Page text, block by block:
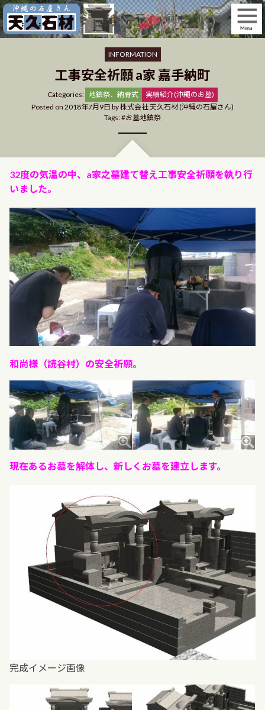
Skip
to
content
INFORMATION
工事安全祈願 a家 嘉手納町
Categories: Categories
地鎮祭、納骨式
実績紹介(沖縄のお墓)
Posted on 2018年7月9日 by株式会社 天久石材 (沖縄の石屋さん)
Tags:
お墓地鎮祭
32度の気温の中、a家之墓建て替え工事安全祈願を執り行
いました。
和尚様（読谷村）の安全祈願。
現在あるお墓を解体し、新しくお墓を建立します。
完成イメージ画像